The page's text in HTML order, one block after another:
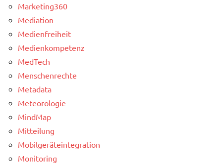
Marketing360
Mediation
Medienfreiheit
Medienkompetenz
MedTech
Menschenrechte
Metadata
Meteorologie
MindMap
Mitteilung
Mobilgeräteintegration
Monitoring